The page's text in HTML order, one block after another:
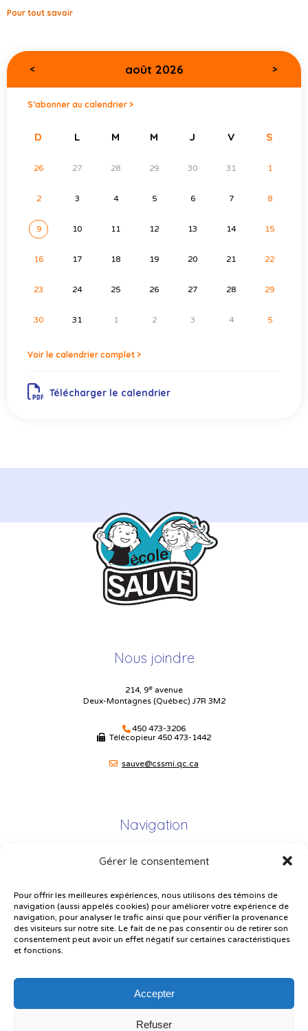
Gérer le consentement
Pour offrir les meilleures expériences, nous utilisons des témoins de
navigation (aussi appelés cookies) pour améliorer votre expérience de
navigation, pour analyser le trafic ainsi que pour vérifier la provenance
des visiteurs sur notre site. Le fait de ne pas consentir ou de retirer son
consentement peut avoir un effet négatif sur certaines caractéristiques
et fonctions.
Accepter
Refuser
Pour tout savoir
< août 2026 >
S’abonner au calendrier >
D L M M J V S
26 27 28 29 30 31 1
2 3 4 5 6 7 8
9 10 11 12 13 14 15
16 17 18 19 20 21 22
23 24 25 26 27 28 29
30 31 1 2 3 4 5
Voir le calendrier complet >
Télécharger le calendrier
Nous joindre
214, 9e avenue
Deux-Montagnes (Québec) J7R 3M2
450 473-3206
Télécopieur450 473-1442
sauve@cssmi.qc.ca
Navigation
Plan du site
Plainte – service à l’élève
Politique de confidentialité